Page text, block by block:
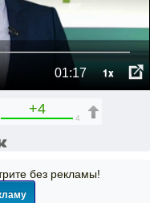
01:17 1x
+4
4
без рекламы!